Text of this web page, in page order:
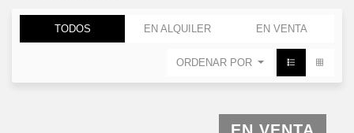
TODOS EN ALQUILER EN VENTA
ORDENAR POR